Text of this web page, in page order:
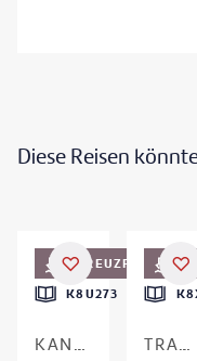
Diese Reisen
KREUZFAHRT
K8U273
KANADA & NEUENGLAND/USA TRANSATLANTIK